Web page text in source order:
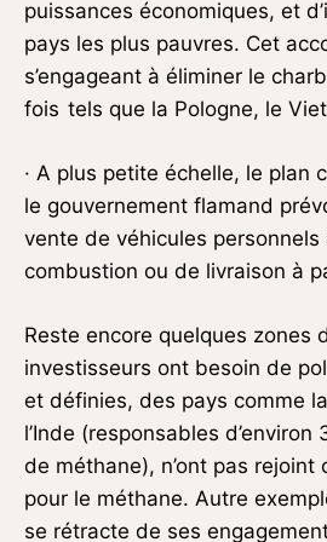
puissances économiques, et
pays les plus pauvres. Cet
s’engageant à éliminer le
fois tels que la Pologne, le
· A plus petite échelle, le plan
le gouvernement flamand
vente de véhicules personnels
combustion ou de livraison à
Reste encore quelques zones
investisseurs ont besoin de
et définies, des pays comme
l’Inde (responsables d’environ
de méthane), n’ont pas rejoint
pour le méthane. Autre
se rétracte de ses